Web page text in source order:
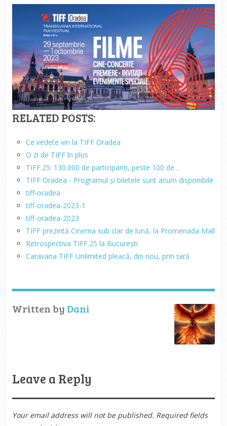
RELATED POSTS:
Ce vedete vin la TIFF Oradea
O zi de TIFF în plus
TIFF.25: 130.000 de participanți, peste 100 de…
TIFF Oradea - Programul și biletele sunt acum disponibile
tiff-oradea
tiff-oradea-2023-1
tiff-oradea-2023
TIFF prezintă Cinema sub clar de lună, la Promenada Mall
Retrospectiva TIFF.25 la București
Caravana TIFF Unlimited pleacă, din nou, prin țară
Written by Dani
Leave a Reply
Your email address will not be published. Required fields